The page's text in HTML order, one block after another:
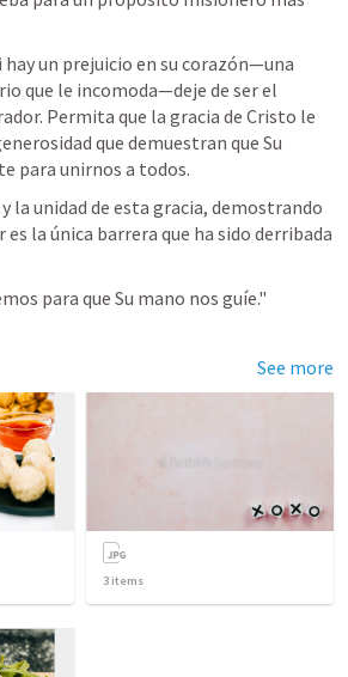
hay un prejuicio en su corazón—una
que le incomoda—deje de ser el
Permita que la gracia de Cristo le
que demuestran que Su
para unirnos a todos.
la unidad de esta gracia, demostrando
es la única barrera que ha sido derribada
para que Su mano nos guíe."
See more
3 items